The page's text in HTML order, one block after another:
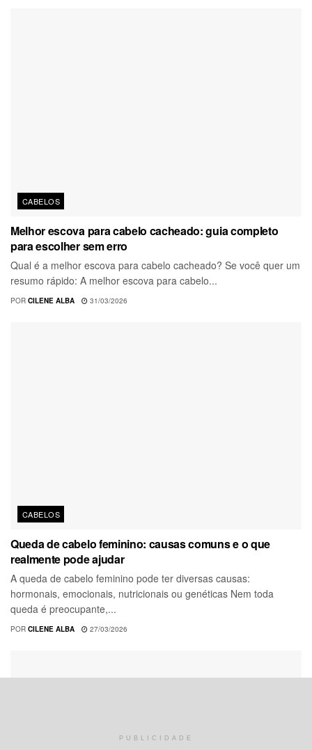
CABELOS
Melhor escova para cabelo cacheado: guia completo
para escolher sem erro
Qual é a melhor escova para cabelo cacheado? Se você quer um
resumo rápido: A melhor escova para cabelo...
POR CILENE ALBA 31/03/2026
CABELOS
Queda de cabelo feminino: causas comuns e o que
realmente pode ajudar
A queda de cabelo feminino pode ter diversas causas:
hormonais, emocionais, nutricionais ou genéticas Nem toda
queda é preocupante,...
POR CILENE ALBA 27/03/2026
PUBLICIDADE